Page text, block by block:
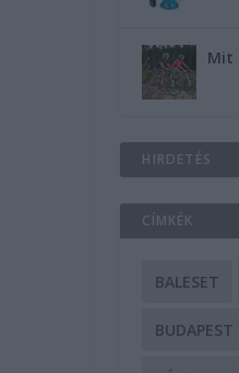
Mit
HIRDETÉS
CÍMKÉK
BALESET
BUDAPEST